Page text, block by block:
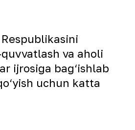
va aholi
ijrosiga bag‘ishlab
uchun katta